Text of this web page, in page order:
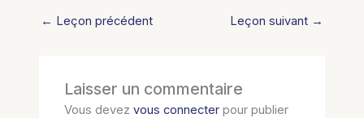
← Leçon précédent Leçon suivant →
Laisser un commentaire
Vous devezvous connecter pour publier